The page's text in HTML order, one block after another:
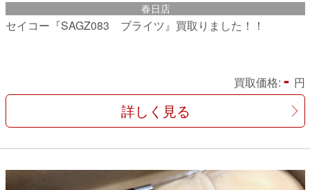
春日店
セイコー『SAGZ083 ブライツ』買取りました！！
買取価格: - 円
詳しく見る